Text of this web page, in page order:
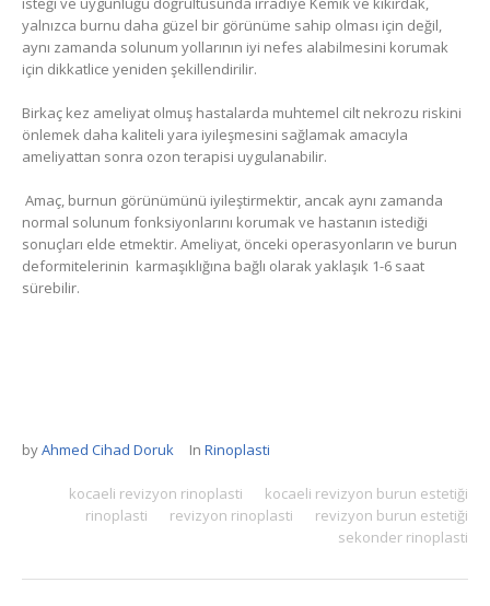
yalnızca burnu daha güzel bir görünüme sahip olması için değil,
aynı zamanda solunum yollarının iyi nefes alabilmesini korumak
için dikkatlice yeniden şekillendirilir.
Birkaç kez ameliyat olmuş hastalarda muhtemel cilt nekrozu riskini
önlemek daha kaliteli yara iyileşmesini sağlamak amacıyla
ameliyattan sonra ozon terapisi uygulanabilir.
Amaç, burnun görünümünü iyileştirmektir, ancak aynı zamanda
normal solunum fonksiyonlarını korumak ve hastanın istediği
sonuçları elde etmektir. Ameliyat, önceki operasyonların ve burun
deformitelerinin karmaşıklığına bağlı olarak yaklaşık 1-6 saat
sürebilir.
byAhmed Cihad Doruk In Rinoplasti
kocaeli revizyon burun estetiği
kocaeli revizyon rinoplasti
revizyon burun estetiği
revizyon rinoplasti
rinoplasti
sekonder rinoplasti